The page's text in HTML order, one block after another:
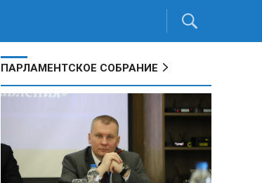
ПАРЛАМЕНТСКОЕ СОБРАНИЕ